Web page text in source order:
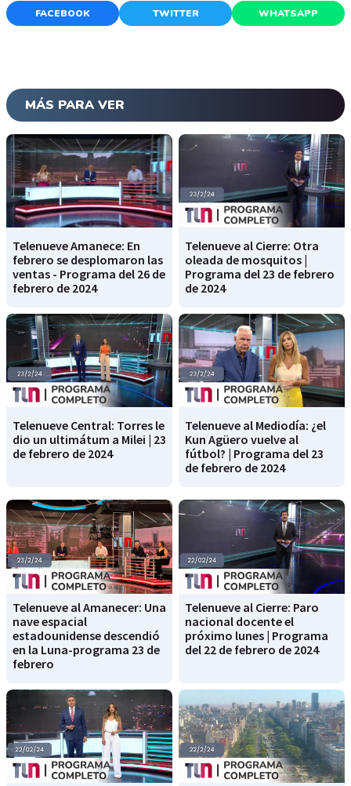
FACEBOOK TWITTER WHATSAPP
MÁS PARA VER
Telenueve Amanece: En
febrero se desplomaron las
ventas - Programa del 26 de
febrero de 2024
Telenueve al Cierre: Otra
oleada de mosquitos |
Programa del 23 de febrero
de 2024
Telenueve Central: Torres le
dio un ultimátum a Milei | 23
de febrero de 2024
Telenueve al Mediodía: ¿el
Kun Agüero vuelve al
fútbol? | Programa del 23
de febrero de 2024
Telenueve al Amanecer: Una
nave espacial
estadounidense descendió
en la Luna-programa 23 de
febrero
Telenueve al Cierre: Paro
nacional docente el
próximo lunes | Programa
del 22 de febrero de 2024